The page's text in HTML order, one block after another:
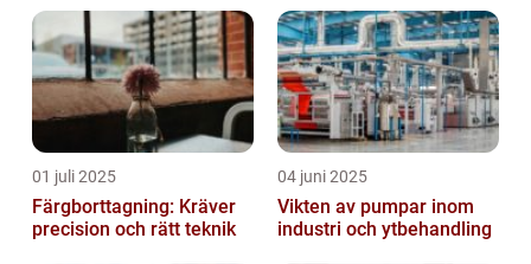
01 juli 2025
Färgborttagning: Kräver
precision och rätt teknik
04 juni 2025
Vikten av pumpar inom
industri och ytbehandling